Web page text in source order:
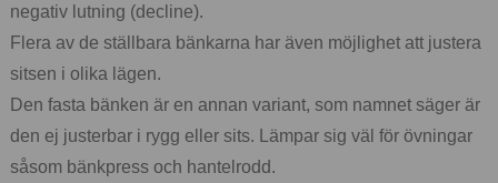
negativ lutning (decline).
Flera av de ställbara bänkarna har även möjlighet att justera
sitsen i olika lägen.
Den fasta bänken är en annan variant, som namnet säger är
den ej justerbar i rygg eller sits. Lämpar sig väl för övningar
såsom bänkpress och hantelrodd.